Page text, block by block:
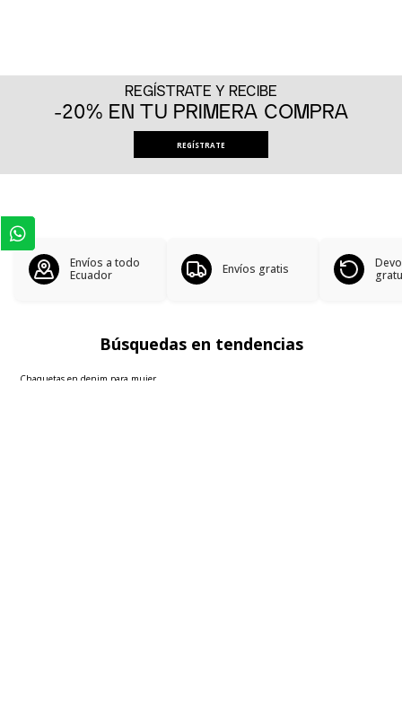
REGÍSTRATE Y RECIBE
-20% EN TU PRIMERA COMPRA
REGÍSTRATE
Envíos a todo
Ecuador
Envíos gratis
Búsquedas en tendencias
Chaquetas en denim para mujer